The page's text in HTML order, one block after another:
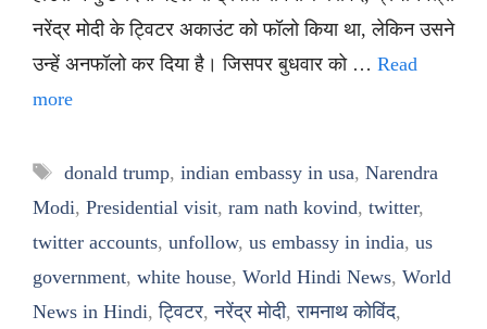
नरेंद्र मोदी के ट्विटर अकाउंट को फॉलो किया था, लेकिन उसने
उन्हें अनफॉलो कर दिया है। जिसपर बुधवार को … Read
more
Tags
donald trump, indian embassy in usa, Narendra
Modi, Presidential visit, ram nath kovind, twitter,
twitter accounts, unfollow, us embassy in india, us
government, white house, World Hindi News, World
News in Hindi,ट्विटर,नरेंद्र मोदी,रामनाथ कोविंद,